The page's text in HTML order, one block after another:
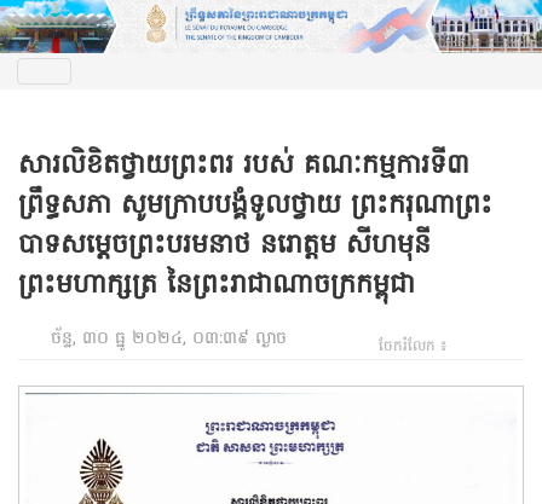
សារលិខិតថ្វាយព្រះពរ របស់ គណៈកម្មការទី៣
ព្រឹទ្ធសភា សូមក្រាបបង្គំទូលថ្វាយ ព្រះករុណាព្រះ
បាទសម្តេចព្រះបរមនាថ នរោត្តម សីហមុនី
ព្រះមហាក្សត្រ នៃព្រះរាជាណាចក្រកម្ពុជា
ច័ន្ទ, ៣០ ធ្នូ ២០២៤, ០៣:៣៩ ល្ងាច ចែករំលែក ៖